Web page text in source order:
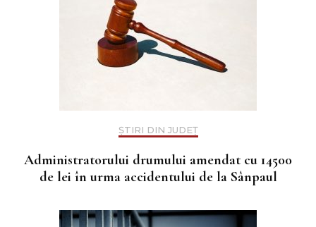
ȘTIRI DIN JUDEȚ
Administratorului drumului amendat cu 14500
de lei în urma accidentului de la Sânpaul